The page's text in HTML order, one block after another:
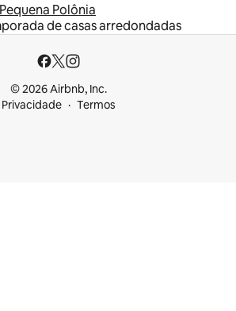
Pequena Polônia
de casas arredondadas
© 2026 Airbnb, Inc.
Privacidade
Termos